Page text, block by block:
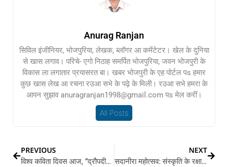
Anurag Ranjan
सिविल इंजीनियर, भोजपुरिया, लेखक, ब्लॉगर आ कमेंटेटर। खेल के दुनिया
से खास लगाव। परिचे- एगो निठाह समर्पित भोजपुरिया, जवन भोजपुरी के
विकास ला लगातार प्रयासरत बा। खबर भोजपुरी के एह पोर्टल पs हमार
कुछ खास लेख आ रचना रउआ सभे के पढ़े के मिली। रउआ सभे हमरा के
आपन सुझाव anuragranjan1998@gmail.com पs मेल करीं।
All Posts
PREVIOUS
विश्व कविता दिवस आज, “द्रौपदी” के लोकार्पण आज कलकत्ता में
NEXT
सदानीरा महोत्सव: संस्कृति के रक्षा ला मानवीय संवेदना बचावल जरूरी बा…